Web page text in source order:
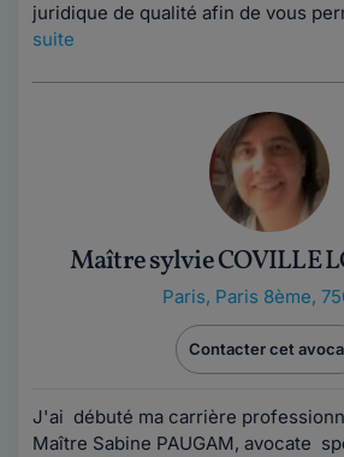
juridique de qualité afin de vous
suite
Maître sylvie COVILLE
Paris, Paris 8ème,
Contacter cet
J'ai débuté ma carrière
Maître Sabine PAUGAM, avocate